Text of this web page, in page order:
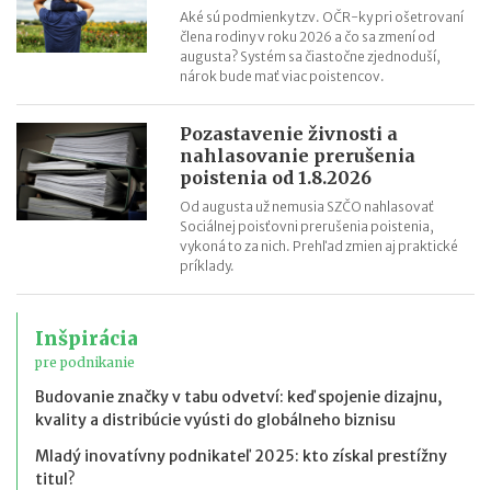
Aké sú podmienky tzv. OČR-ky pri ošetrovaní
člena rodiny v roku 2026 a čo sa zmení od
augusta? Systém sa čiastočne zjednoduší,
nárok bude mať viac poistencov.
Pozastavenie živnosti a
nahlasovanie prerušenia
poistenia od 1.8.2026
Od augusta už nemusia SZČO nahlasovať
Sociálnej poisťovni prerušenia poistenia,
vykoná to za nich. Prehľad zmien aj praktické
príklady.
Inšpirácia
pre podnikanie
Budovanie značky v tabu odvetví: keď spojenie dizajnu,
kvality a distribúcie vyústi do globálneho biznisu
Mladý inovatívny podnikateľ 2025: kto získal prestížny
titul?